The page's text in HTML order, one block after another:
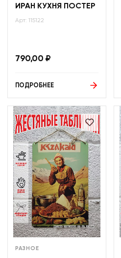
ИРАН КУХНЯ ПОСТЕР
Арт: 115122
790,00 ₽
ПОДРОБНЕЕ
РАЗНОЕ